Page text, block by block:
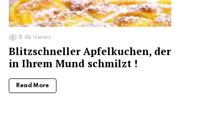
8.4k Views
Blitzschneller Apfelkuchen, der
in Ihrem Mund schmilzt !
Read More